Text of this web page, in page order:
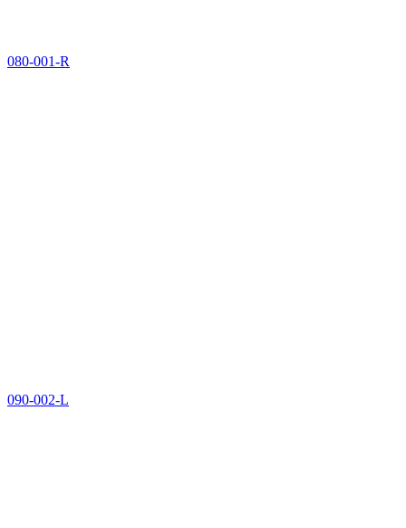
080-001-R
090-002-L